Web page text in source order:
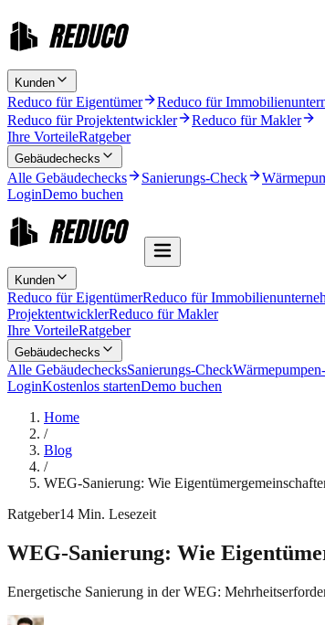
Kunden
Reduco für Eigentümer Reduco für
Reduco für Projektentwickler
Reduco für Makler
Ihre VorteileRatgeber
Gebäudechecks
Alle Gebäudechecks Sanierungs-Check
LoginDemo buchen
Kunden
Reduco für EigentümerReduco für
ProjektentwicklerReduco für Makler
Ihre VorteileRatgeber
Gebäudechecks
Alle GebäudechecksSanierungs-Check
LoginKostenlos startenDemo buchen
Home
/
Blog
/
WEG-Sanierung: Wie
Ratgeber14 Min. Lesezeit
WEG-Sanierung: Wie
Energetische Sanierung in der WEG: